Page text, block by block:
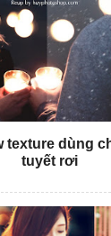
texture dùng
tuyết rơi